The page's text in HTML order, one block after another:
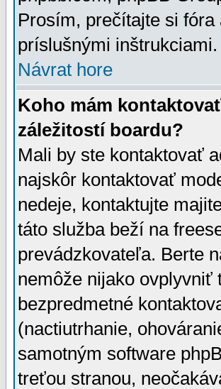
Prosím, prečítajte si
príslušnými inštrukciami.
Návrat hore
Koho mám
záležitostí boardu?
Mali by ste kontaktovať
najskôr kontaktovať
nedeje, kontaktujte
táto služba beží na
prevádzkovateľa. Berte
nemôže nijako ovplyvniť
bezpredmetné
(nactiutrhanie,
samotným software
treťou stranou,